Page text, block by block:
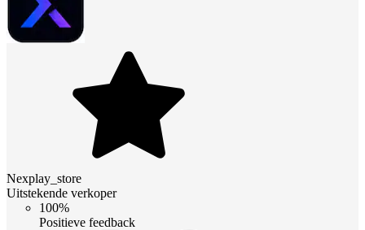
Nexplay_store
Uitstekende verkoper
100%
Positieve feedback